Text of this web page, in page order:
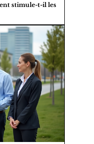
stimule-t-il les